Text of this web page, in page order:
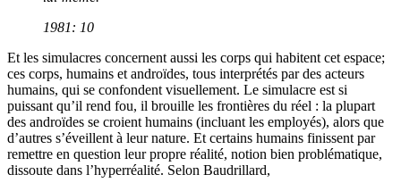
1981: 10
Et les simulacres concernent aussi les corps qui habitent cet espace;
ces corps, humains et androïdes, tous interprétés par des acteurs
humains, qui se confondent visuellement. Le simulacre est si
puissant qu’il rend fou, il brouille les frontières du réel : la plupart
des androïdes se croient humains (incluant les employés), alors que
d’autres s’éveillent à leur nature. Et certains humains finissent par
remettre en question leur propre réalité, notion bien problématique,
dissoute dans l’hyperréalité. Selon Baudrillard,